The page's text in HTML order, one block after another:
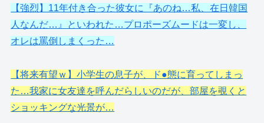
【強烈】11年付き合った彼女に『あのね…私、在日韓国
人なんだ…』といわれた…プロポーズムードは一変し、
オレは罵倒しまくった…
【将来有望ｗ】小学生の息子が、ド●態に育ってしまっ
た…我家に女友達を呼んだらしいのだが、部屋を覗くと
ショッキングな光景が…